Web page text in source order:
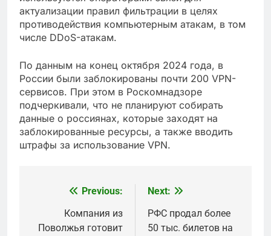
актуализации правил фильтрации в целях
противодействия компьютерным атакам, в том
числе DDoS-атакам.
По данным на конец октября 2024 года, в
России были заблокированы почти 200 VPN-
сервисов. При этом в Роскомнадзоре
подчеркивали, что не планируют собирать
данные о россиянах, которые заходят на
заблокированные ресурсы, а также вводить
штрафы за использование VPN.
navigation
Previous:
Компания из
Поволжья готовит
Next:
РФС продал более
50 тыс. билетов на